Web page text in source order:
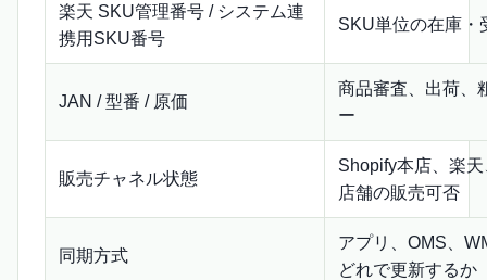
楽天 SKU管理番号 / システム連
携用SKU番号
SKU単位の在庫・
JAN / 型番 / 原価
商品審査、出荷、
ー
販売チャネル状態
Shopify本店、楽
店舗の販売可否
同期方式
アプリ、OMS、
どれで更新するか